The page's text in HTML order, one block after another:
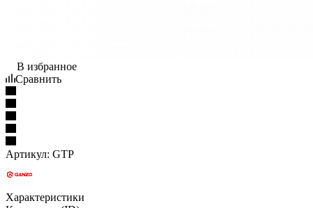
В избранное
Сравнить
Артикул: GTP
Характеристики